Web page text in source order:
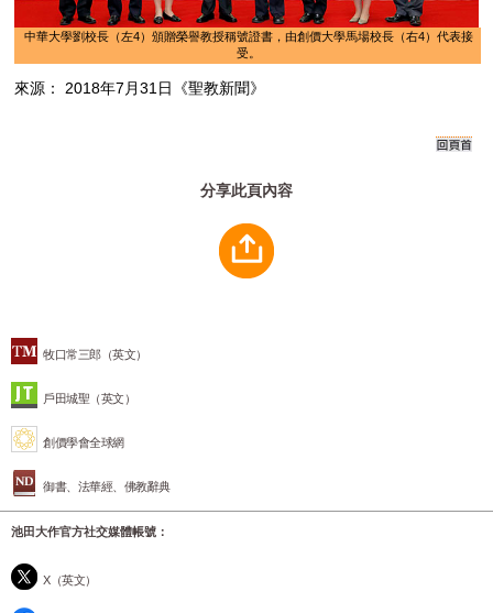
牧口常三郎（英文）
戶田城聖（英文）
創價學會全球網
御書、法華經、佛教辭典
池田大作官方社交媒體帳號：
X（英文）
中華大學劉校長（左4）頒贈榮譽教授稱號證書，由創價大學馬場校長（右4）代表接
受。
來源： 2018年7月31日《聖教新聞》
分享此頁內容